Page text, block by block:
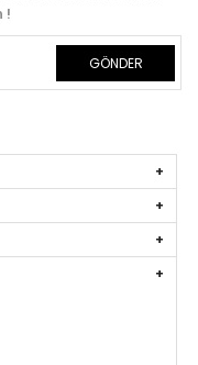
!
GÖNDER